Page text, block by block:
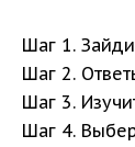
Шаг 1.
Шаг 2.
Шаг 3.
Шаг 4.